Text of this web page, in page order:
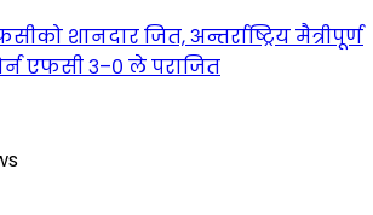
शानदार जित, अन्तर्राष्ट्रिय मैत्रीपूर्ण
एफसी ३–० ले पराजित